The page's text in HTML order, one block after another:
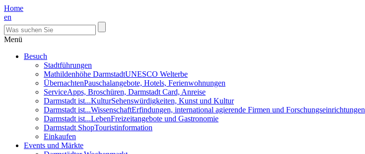
Home
en
Menü
Besuch
Stadtführungen
Mathildenhöhe DarmstadtUNESCO Welterbe
ÜbernachtenPauschalangebote, Hotels, Ferienwohnungen
ServiceApps, Broschüren, Darmstadt Card, Anreise
Darmstadt ist...KulturSehenswürdigkeiten, Kunst und Kultur
Darmstadt ist...WissenschaftErfindungen, international agierende Firmen und Forschungseinrichtungen
Darmstadt ist...LebenFreizeitangebote und Gastronomie
Darmstadt ShopTouristinformation
Einkaufen
Events und Märkte